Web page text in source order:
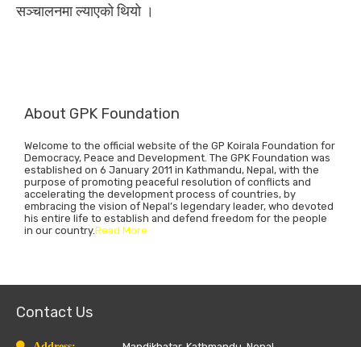
सञ्चालनमा ल्याएको थियो ।
About GPK Foundation
Welcome to the official website of the GP Koirala Foundation for
Democracy, Peace and Development. The GPK Foundation was
established on 6 January 2011 in Kathmandu, Nepal, with the
purpose of promoting peaceful resolution of conflicts and
accelerating the development process of countries, by
embracing the vision of Nepal’s legendary leader, who devoted
his entire life to establish and defend freedom for the people
in our country.Read More
Contact Us